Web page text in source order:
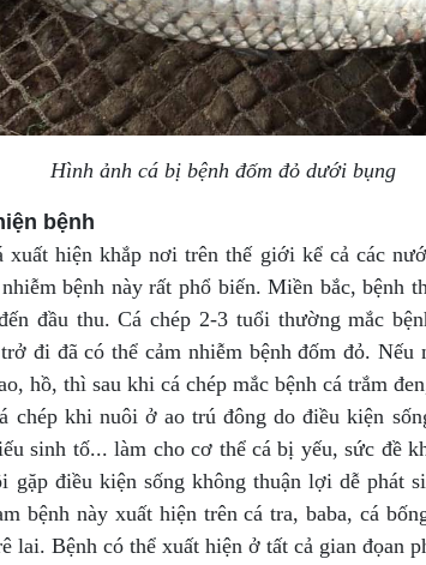
Hình ảnh cá bị bệnh đốm đỏ dưới bụng
bệnh
xuất hiện khắp nơi trên thế giới kể cả các
bệnh này rất phổ biến. Miền bắc, bệnh
đầu thu. Cá chép 2-3 tuổi thường mắc
đi đã có thể cảm nhiễm bệnh đốm đỏ. Nếu
hồ, thì sau khi cá chép mắc bệnh cá trắm
chép khi nuôi ở ao trú đôngdo điều kiện
sinh tố... làm cho cơ thể cá bị yếu, sức đề
gặp điều kiện sống không thuận lợi dễ phát
bệnhnày xuất hiện trên cá tra, baba, cá
lai. Bệnh có thể xuất hiện ở tất cả gian đọan